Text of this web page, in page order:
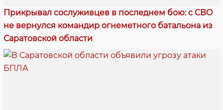
Прикрывал сослуживцев в последнем бою: с СВО
не вернулся командир огнеметного батальона из
Саратовской области